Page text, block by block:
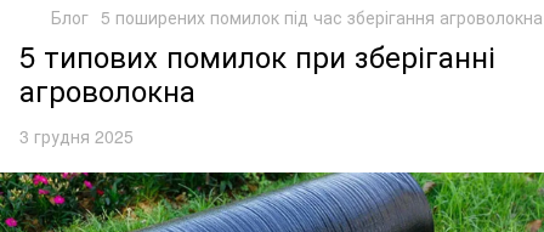
Блог 5 поширених помилок під час зберігання
5 типових помилок при зберіганні
агроволокна
3 грудня 2025